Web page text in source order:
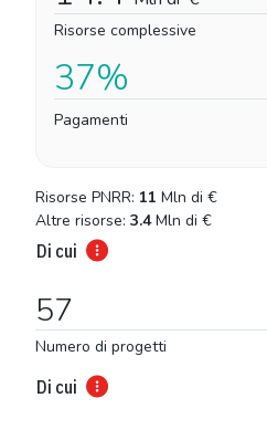
Risorse complessive
37%
Pagamenti
Risorse PNRR: 11 Mln di €
Altre risorse: 3.4 Mln di €
Di cui
57
Numero di progetti
Di cui